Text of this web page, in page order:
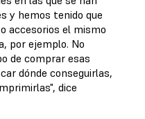
y hemos tenido que
accesorios el mismo
por ejemplo. No
de comprar esas
dónde conseguirlas,
dice